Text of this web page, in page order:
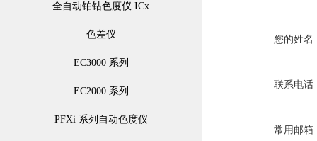
全自动铂钴色度仪 ICx
色差仪
EC3000 系列
EC2000 系列
PFXi 系列自动色度仪
您的姓名
联系电话
常用邮箱